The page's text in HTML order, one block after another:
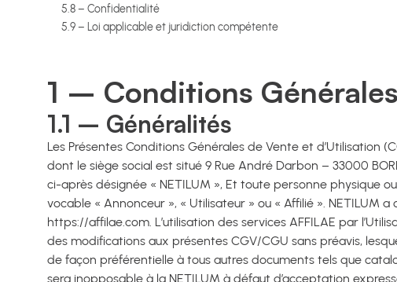
5.8 – Confidentialité
5.9 – Loi applicable et juridiction compétente
1 – Conditions Générales
1.1 – Généralités
Les Présentes Conditions Générales de Vente et d’Utilisation
dont le siège social est situé 9 Rue André Darbon – 33000
ci-après désignée « NETILUM », Et toute personne physique
vocable « Annonceur », « Utilisateur » ou « Affilié ». NETILUM
https://affilae.com. L’utilisation des services AFFILAE par
des modifications aux présentes CGV/CGU sans préavis,
de façon préférentielle à tous autres documents tels que
sera inopposable à la NETILUM à défaut d’acceptation